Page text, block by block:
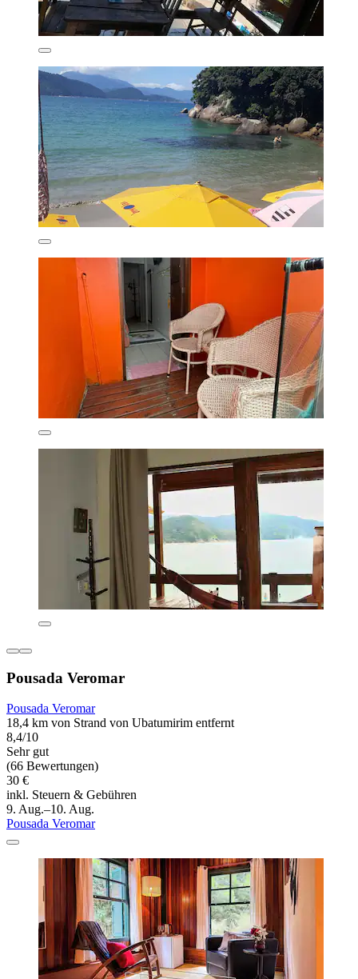
Pousada Veromar
Pousada Veromar
18,4 km von Strand von Ubatumirim entfernt
8,4/10
Sehr gut
(66 Bewertungen)
30 €
inkl. Steuern & Gebühren
9. Aug.–10. Aug.
Pousada Veromar